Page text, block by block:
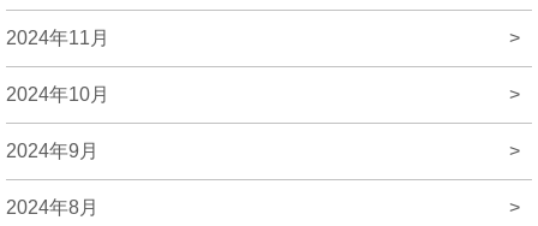
2024年11月 >
2024年10月 >
2024年9月 >
2024年8月 >